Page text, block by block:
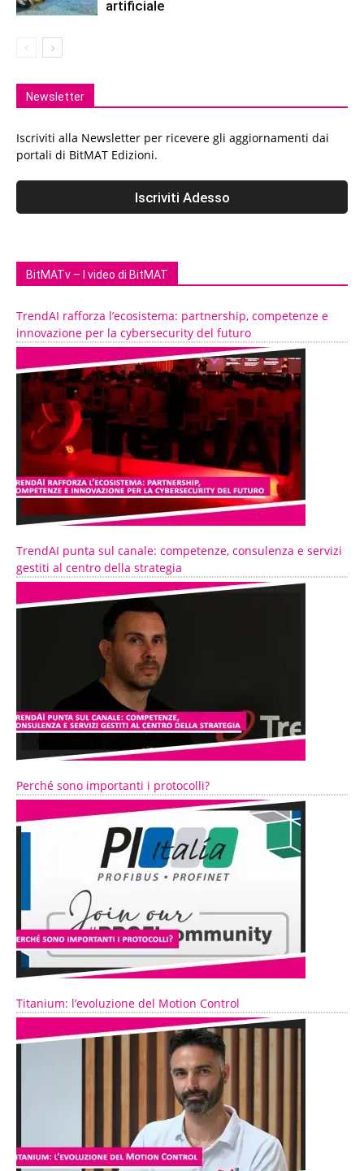
artificiale
Newsletter
Iscriviti alla Newsletter per ricevere gli aggiornamenti dai
portali di BitMAT Edizioni.
BitMATv – I video di BitMAT
TrendAI rafforza l’ecosistema: partnership, competenze e
innovazione per la cybersecurity del futuro
TrendAI punta sul canale: competenze, consulenza e servizi
gestiti al centro della strategia
Perché sono importanti i protocolli?
Titanium: l’evoluzione del Motion Control